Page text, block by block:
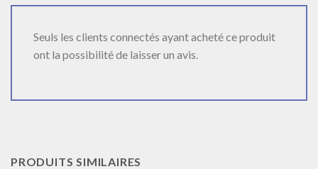
Seuls les clients connectés ayant acheté ce produit
ont la possibilité de laisser un avis.
PRODUITS SIMILAIRES